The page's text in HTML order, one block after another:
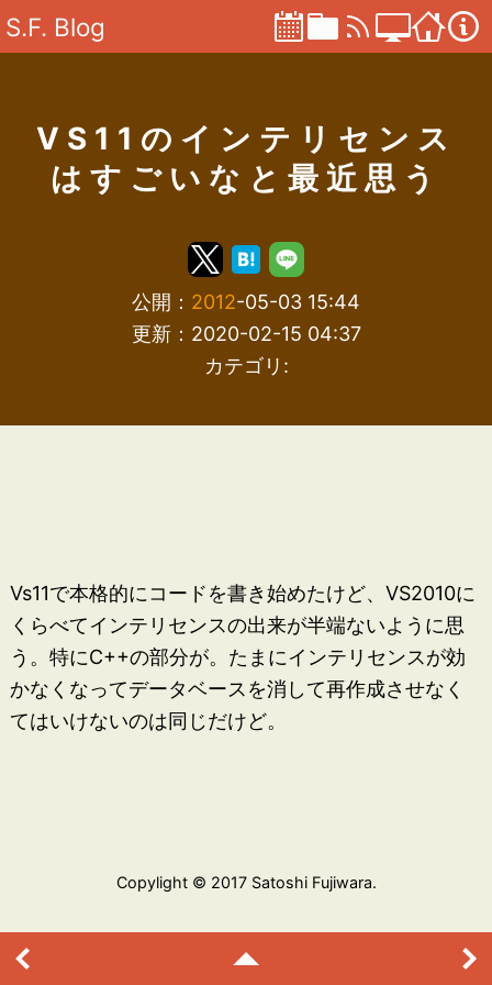
S.F. Blog
VS11のインテリセンス
はすごいなと最近思う
公開： 2012-05-03 15:44
更新：2020-02-15 04:37
カテゴリ:
Vs11で本格的にコードを書き始めたけど、VS2010に
くらべてインテリセンスの出来が半端ないように思
う。特にC++の部分が。たまにインテリセンスが効
かなくなってデータベースを消して再作成させなく
てはいけないのは同じだけど。
Copylight © 2017 Satoshi Fujiwara.